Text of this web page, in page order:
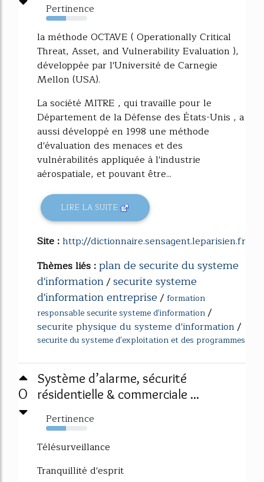
Pertinence
48%
la méthode OCTAVE ( Operationally Critical
Threat, Asset, and Vulnerability Evaluation ),
développée par l'Université de Carnegie
Mellon (USA).
La société MITRE , qui travaille pour le
Département de la Défense des États-Unis , a
aussi développé en 1998 une méthode
d'évaluation des menaces et des
vulnérabilités appliquée à l'industrie
aérospatiale, et pouvant être...
LIRE LA SUITE
Site :http://dictionnaire.sensagent.leparisien.fr
Thèmes liés :plan de securite du systeme
d'information/securite systeme
d'information entreprise/ formation
responsable securite systeme d'information/
securite physique du systeme d'information/
securite du systeme d'exploitation et des programmes
0
Système d’alarme, sécurité
résidentielle & commerciale ...
Pertinence
48%
Télésurveillance
Tranquillité d'esprit